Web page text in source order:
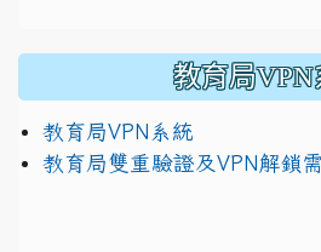
教育局VPN
教育局VPN系統
教育局雙重驗證及VPN解鎖